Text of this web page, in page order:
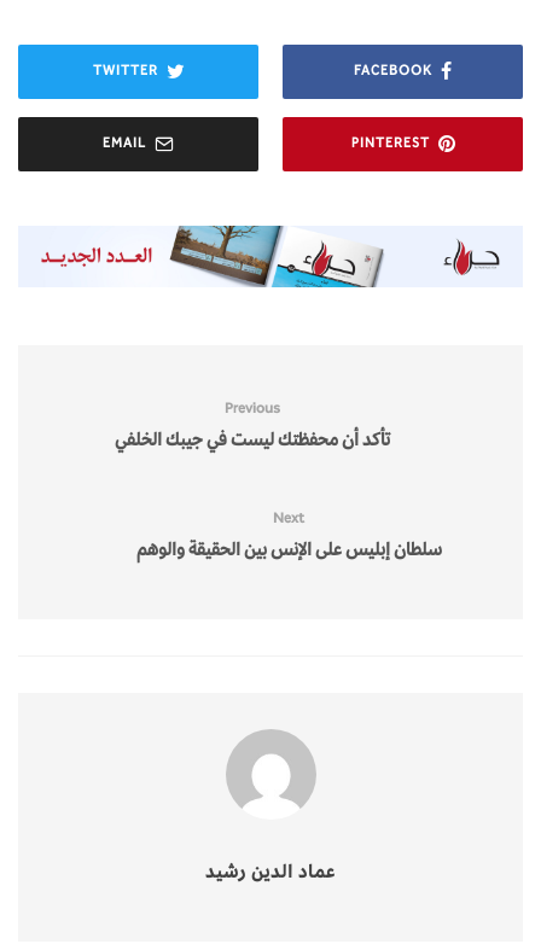
FACEBOOK
TWITTER
PINTEREST
EMAIL
Previous
تأكد أن محفظتك ليست في جيبك الخلفي
Next
سلطان إبليس على الإنس بين الحقيقة والوهم
عماد الدين رشيد